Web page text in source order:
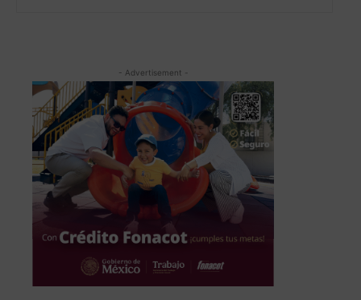
- Advertisement -